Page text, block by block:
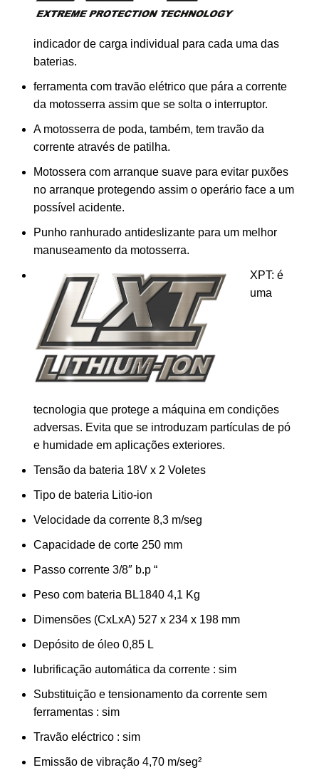
indicador de carga individual para cada uma das
baterias.
ferramenta com travão elétrico que pára a corrente
da motosserra assim que se solta o interruptor.
A motosserra de poda, também, tem travão da
corrente através de patilha.
Motossera com arranque suave para evitar puxões
no arranque protegendo assim o operário face a um
possível acidente.
Punho ranhurado antideslizante para um melhor
manuseamento da motosserra.
XPT: é
uma
tecnologia que protege a máquina em condições
adversas. Evita que se introduzam partículas de pó
e humidade em aplicações exteriores.
Tensão da bateria 18V x 2 Voletes
Tipo de bateria Litio-ion
Velocidade da corrente 8,3 m/seg
Capacidade de corte 250 mm
Passo corrente 3/8″ b.p “
Peso com bateria BL1840 4,1 Kg
Dimensões (CxLxA) 527 x 234 x 198 mm
Depósito de óleo 0,85 L
lubrificação automática da corrente : sim
Substituição e tensionamento da corrente sem
ferramentas : sim
Travão eléctrico : sim
Emissão de vibração 4,70 m/seg²